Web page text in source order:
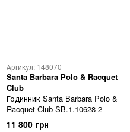
Артикул: 148070
Santa Barbara Polo & Racquet
Club
Годинник Santa Barbara Polo &
Racquet Club SB.1.10628-2
11 800 грн